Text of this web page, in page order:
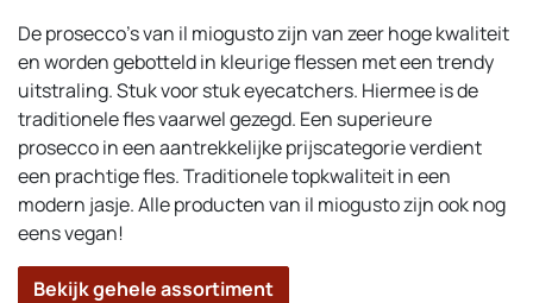
De prosecco’s van il miogusto zijn van zeer hoge kwaliteit
en worden gebotteld in kleurige flessen met een trendy
uitstraling. Stuk voor stuk eyecatchers. Hiermee is de
traditionele fles vaarwel gezegd. Een superieure
prosecco in een aantrekkelijke prijscategorie verdient
een prachtige fles. Traditionele topkwaliteit in een
modern jasje. Alle producten van il miogusto zijn ook nog
eens vegan!
Bekijk gehele assortiment